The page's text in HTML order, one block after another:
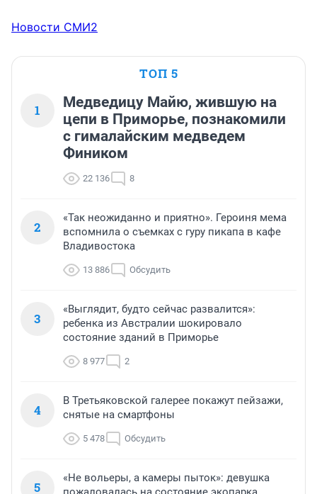
Новости СМИ2
ТОП 5
1
Медведицу Майю, жившую на
цепи в Приморье, познакомили
с гималайским медведем
Фиником
22 136 8
2
«Так неожиданно и приятно». Героиня мема
вспомнила о съемках с гуру пикапа в кафе
Владивостока
13 886 Обсудить
3
«Выглядит, будто сейчас развалится»:
ребенка из Австралии шокировало
состояние зданий в Приморье
8 977 2
4
В Третьяковской галерее покажут пейзажи,
снятые на смартфоны
5 478 Обсудить
5
«Не вольеры, а камеры пыток»: девушка